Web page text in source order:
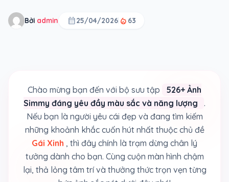
Bởi admin calendar_month25/04/2026 local_fire_department 63
Chào mừng bạn đến với bộ sưu tập
526+ Ảnh
Simmy đáng yêu đầy màu sắc và năng lượng
.
Nếu bạn là người yêu cái đẹp và đang tìm kiếm
những khoảnh khắc cuốn hút nhất thuộc chủ đề
Gái Xinh , thì đây chính là trạm dừng chân lý
tưởng dành cho bạn. Cùng cuộn màn hình chậm
lại, thả lỏng tâm trí và thưởng thức trọn vẹn từng